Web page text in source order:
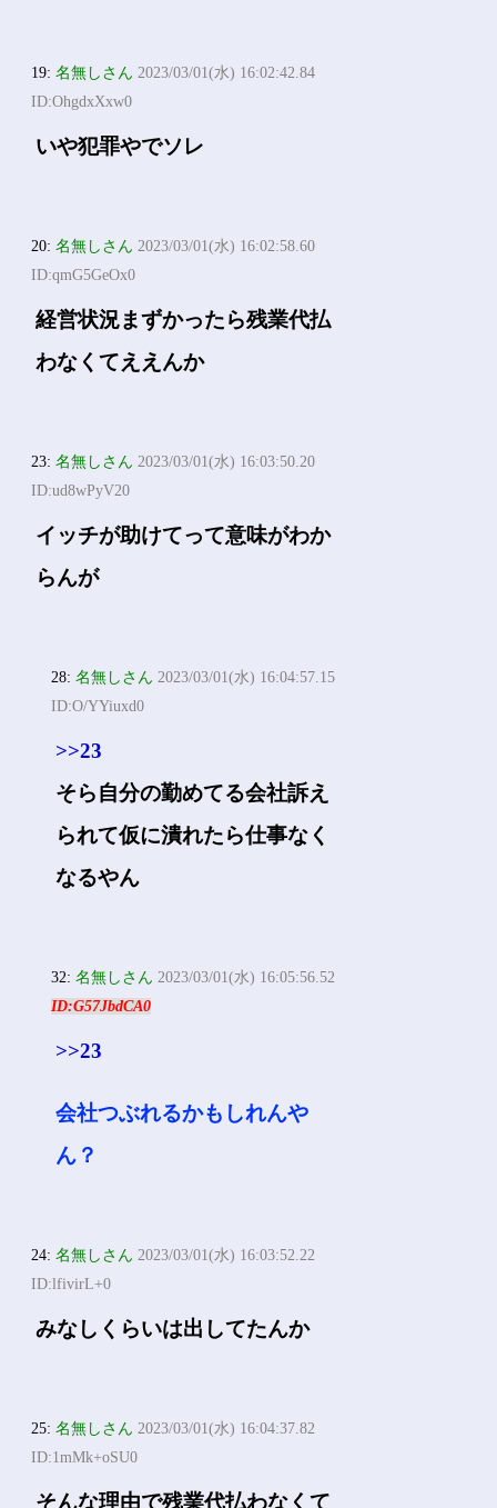
19:名無しさん 2023/03/01(水) 16:02:42.84
ID:OhgdxXxw0
いや犯罪やでソレ
20:名無しさん 2023/03/01(水) 16:02:58.60
ID:qmG5GeOx0
経営状況まずかったら残業代払
わなくてええんか
23:名無しさん 2023/03/01(水) 16:03:50.20
ID:ud8wPyV20
イッチが助けてって意味がわか
らんが
28:名無しさん 2023/03/01(水) 16:04:57.15
ID:O/YYiuxd0
>>23
そら自分の勤めてる会社訴え
られて仮に潰れたら仕事なく
なるやん
32:名無しさん 2023/03/01(水) 16:05:56.52
ID:G57JbdCA0
>>23
会社つぶれるかもしれんや
ん？
24:名無しさん 2023/03/01(水) 16:03:52.22
ID:lfivirL+0
みなしくらいは出してたんか
25:名無しさん 2023/03/01(水) 16:04:37.82
ID:1mMk+oSU0
そんな理由で残業代払わなくて